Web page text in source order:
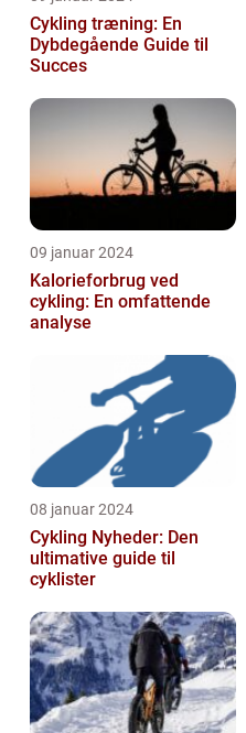
Cykling træning: En
Dybdegående Guide til
Succes
09 januar 2024
Kalorieforbrug ved
cykling: En omfattende
analyse
08 januar 2024
Cykling Nyheder: Den
ultimative guide til
cyklister